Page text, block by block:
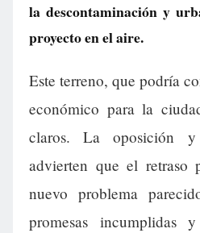
la descontaminación y
proyecto en el aire.
Este terreno, que podría
económico para la
claros. La oposición y
advierten que el retraso
nuevo problema
promesas incumplidas